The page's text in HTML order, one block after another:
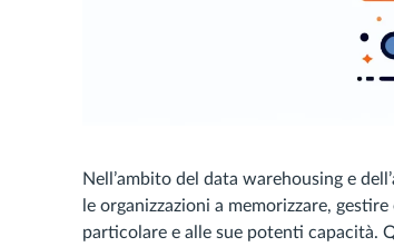
Nell’ambito del data warehousing e
le organizzazioni a memorizzare,
particolare e alle sue potenti capacità.